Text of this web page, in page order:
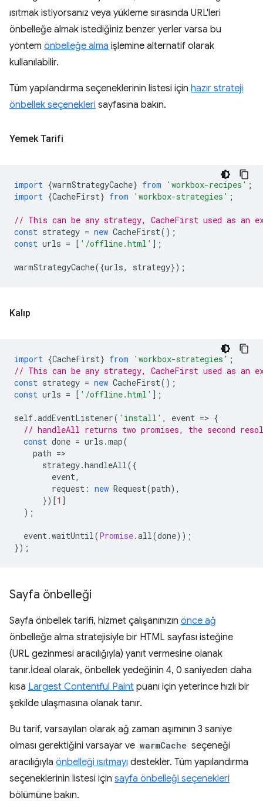
ısıtmak istiyorsanız veya yükleme sırasında URL'leri
önbelleğe almak istediğiniz benzer yerler varsa bu
yöntem önbelleğe alma işlemine alternatif olarak
kullanılabilir.
Tüm yapılandırma seçeneklerinin listesi için hazır strateji
önbellek seçenekleri sayfasına bakın.
Yemek Tarifi
import {warmStrategyCache} from 'workbox-recipes' ;
import {CacheFirst} from 'workbox-strategies' ;
// This can be any strategy, CacheFirst used as an
const strategy = new CacheFirst();
const urls = [ '/offline.html' ];
warmStrategyCache({urls, strategy});
Kalıp
import {CacheFirst} from 'workbox-strategies' ;
// This can be any strategy, CacheFirst used as an
const strategy = new CacheFirst();
const urls = [ '/offline.html' ];
self.addEventListener( 'install' , event => {
// handleAll returns two promises, the second
const done = urls .map(
path =
strategy.handleAll({
event,
request : new Request(path),
})[1 ]
);
event.waitUntil(Promise.all(done));
});
Sayfa önbelleği
Sayfa önbellek tarifi, hizmet çalışanınızın önce ağ
önbelleğe alma stratejisiyle bir HTML sayfası isteğine
(URL gezinmesi aracılığıyla) yanıt vermesine olanak
tanır.İdeal olarak, önbellek yedeğinin 4, 0 saniyeden daha
kısa Largest Contentful Paint puanı için yeterince hızlı bir
şekilde ulaşmasına olanak tanır.
Bu tarif, varsayılan olarak ağ zaman aşımının 3 saniye
olması gerektiğini varsayar ve warmCache seçeneği
aracılığıyla önbelleği ısıtmayı destekler. Tüm yapılandırma
seçeneklerinin listesi için sayfa önbelleği seçenekleri
bölümüne bakın.